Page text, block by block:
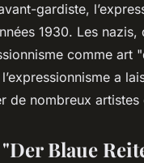
gardiste,
1930. Les
comme art
a
de nombreux
Blaue